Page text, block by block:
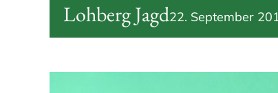
Lohberg Jagd22. September